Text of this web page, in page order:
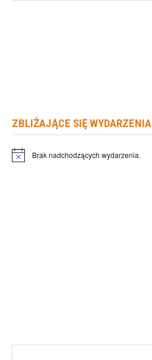
ZBLIŻAJĄCE SIĘ WYDARZENIA
Powiadomienie
Brak nadchodzących wydarzenia.